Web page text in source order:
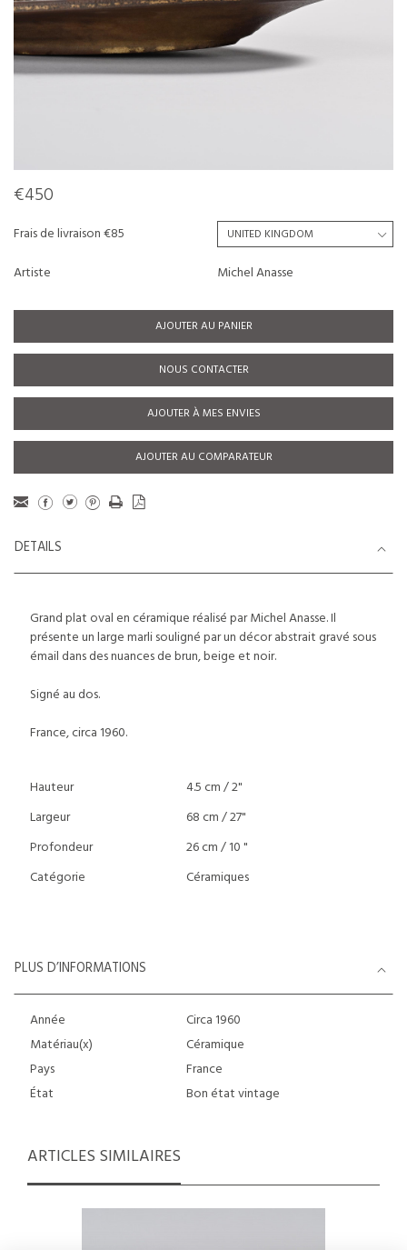
€450
Frais de livraison €85
Artiste
Michel Anasse
AJOUTER AU PANIER
NOUS CONTACTER
AJOUTER À MES ENVIES
AJOUTER AU COMPARATEUR
DETAILS
Grand plat oval en céramique réalisé par Michel Anasse. Il
présente un large marli souligné par un décor abstrait gravé sous
émail dans des nuances de brun, beige et noir.
Signé au dos.
France, circa 1960.
Hauteur
4.5 cm / 2"
Largeur
68 cm / 27"
Profondeur
26 cm / 10 "
Catégorie
Céramiques
PLUS D’INFORMATIONS
Année
Circa 1960
Matériau(x)
Céramique
Pays
France
État
Bon état vintage
ARTICLES SIMILAIRES